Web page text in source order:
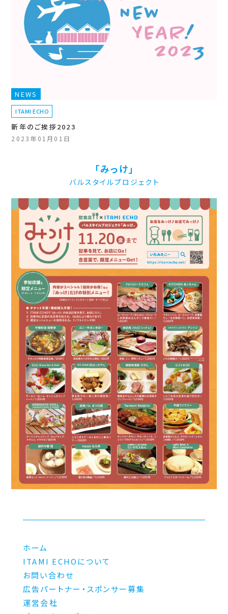
NEWS
ITAMI ECHO
新年のご挨拶2023
2023年01月01日
「みっけ」
バルスタイルプロジェクト
ホーム
ITAMI ECHOについて
お問い合わせ
広告パートナー・スポンサー募集
運営会社